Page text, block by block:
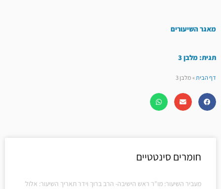
מאגר השיעורים
תגית: מלבן 3
דף הבית»מלבן 3
חומרים סינטטיים
מעביר השיעור: מו"ר ראש הישיבה- הרב ברוך וידר תאריך השיעור: אלול